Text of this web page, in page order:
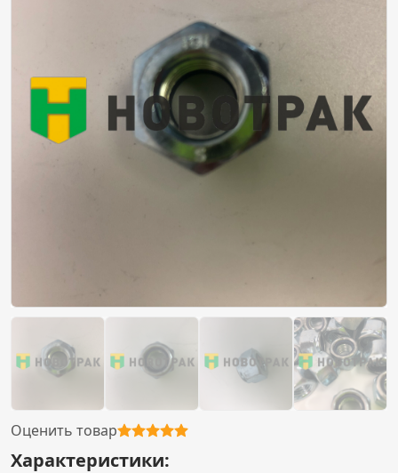
Оценить товар
Характеристики: